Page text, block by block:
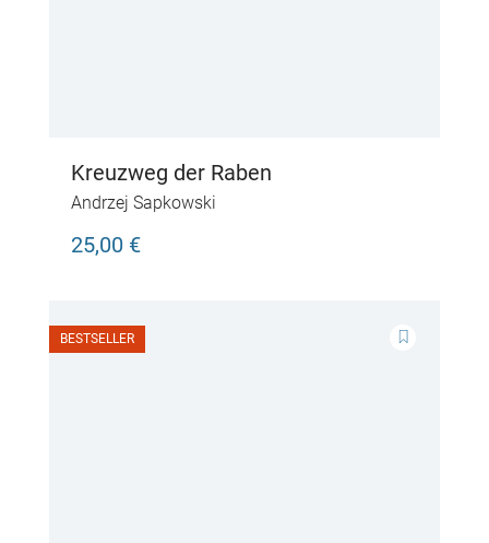
Kreuzweg der Raben
Andrzej Sapkowski
25,00 €
BESTSELLER